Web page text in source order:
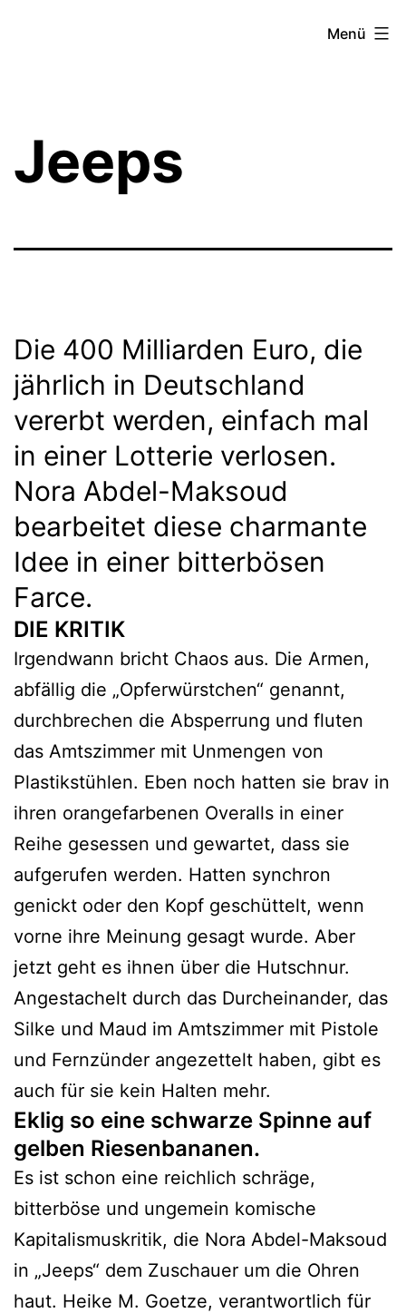
Menü
Jeeps
Die 400 Milliarden Euro, die
jährlich in Deutschland
vererbt werden, einfach mal
in einer Lotterie verlosen.
Nora Abdel-Maksoud
bearbeitet diese charmante
Idee in einer bitterbösen
Farce.
DIE KRITIK
Irgendwann bricht Chaos aus. Die Armen,
abfällig die „Opferwürstchen“ genannt,
durchbrechen die Absperrung und fluten
das Amtszimmer mit Unmengen von
Plastikstühlen. Eben noch hatten sie brav in
ihren orangefarbenen Overalls in einer
Reihe gesessen und gewartet, dass sie
aufgerufen werden. Hatten synchron
genickt oder den Kopf geschüttelt, wenn
vorne ihre Meinung gesagt wurde. Aber
jetzt geht es ihnen über die Hutschnur.
Angestachelt durch das Durcheinander, das
Silke und Maud im Amtszimmer mit Pistole
und Fernzünder angezettelt haben, gibt es
auch für sie kein Halten mehr.
Eklig so eine schwarze Spinne auf
gelben Riesenbananen.
Es ist schon eine reichlich schräge,
bitterböse und ungemein komische
Kapitalismuskritik, die Nora Abdel-Maksoud
in „Jeeps“ dem Zuschauer um die Ohren
haut. Heike M. Goetze, verantwortlich für